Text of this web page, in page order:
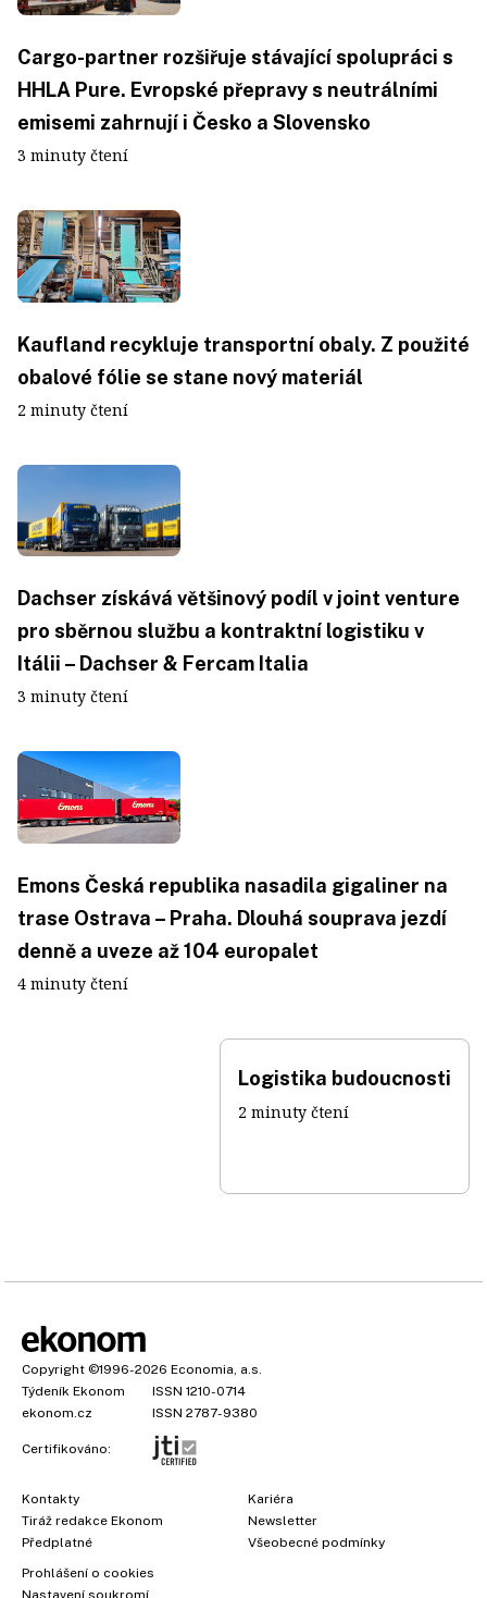
Cargo-partner rozšiřuje stávající spolupráci s
HHLA Pure. Evropské přepravy s neutrálními
emisemi zahrnují i Česko a Slovensko
3 minuty čtení
Kaufland recykluje transportní obaly. Z použité
obalové fólie se stane nový materiál
2 minuty čtení
Dachser získává většinový podíl v joint venture
pro sběrnou službu a kontraktní logistiku v
Itálii – Dachser & Fercam Italia
3 minuty čtení
Emons Česká republika nasadila gigaliner na
trase Ostrava – Praha. Dlouhá souprava jezdí
denně a uveze až 104 europalet
4 minuty čtení
Logistika budoucnosti
2 minuty čtení
Copyright ©1996-2026 Economia, a.s.
Týdeník Ekonom
ISSN 1210-0714
ekonom.cz
ISSN 2787-9380
Certifikováno:
Kontakty
Tiráž redakce Ekonom
Předplatné
Kariéra
Newsletter
Všeobecné podmínky
Prohlášení o cookies
Nastavení soukromí